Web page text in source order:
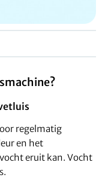
regelmatig
en het
eruit kan. Vocht